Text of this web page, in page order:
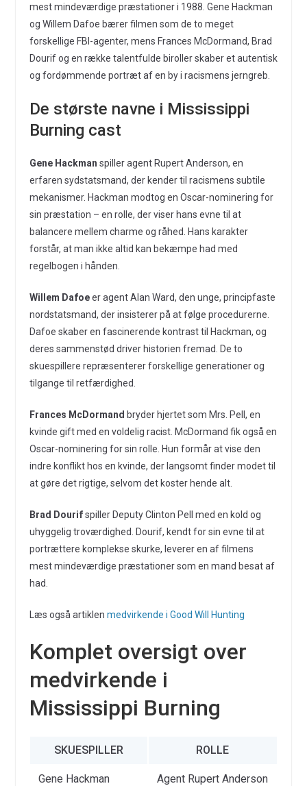
mest mindeværdige præstationer i 1988. Gene Hackman
og Willem Dafoe bærer filmen som de to meget
forskellige FBI-agenter, mens Frances McDormand, Brad
Dourif og en række talentfulde biroller skaber et autentisk
og fordømmende portræt af en by i racismens jerngreb.
De største navne i Mississippi
Burning cast
Gene Hackman spiller agent Rupert Anderson, en
erfaren sydstatsmand, der kender til racismens subtile
mekanismer. Hackman modtog en Oscar-nominering for
sin præstation – en rolle, der viser hans evne til at
balancere mellem charme og råhed. Hans karakter
forstår, at man ikke altid kan bekæmpe had med
regelbogen i hånden.
Willem Dafoeer agent Alan Ward, den unge, principfaste
nordstatsmand, der insisterer på at følge procedurerne.
Dafoe skaber en fascinerende kontrast til Hackman, og
deres sammenstød driver historien fremad. De to
skuespillere repræsenterer forskellige generationer og
tilgange til retfærdighed.
Frances McDormand bryder hjertet som Mrs. Pell, en
kvinde gift med en voldelig racist. McDormand fik også en
Oscar-nominering for sin rolle. Hun formår at vise den
indre konflikt hos en kvinde, der langsomt finder modet til
at gøre det rigtige, selvom det koster hende alt.
Brad Dourifspiller Deputy Clinton Pell med en kold og
uhyggelig troværdighed. Dourif, kendt for sin evne til at
portrættere komplekse skurke, leverer en af filmens
mest mindeværdige præstationer som en mand besat af
had.
Læs også artiklen medvirkende i Good Will Hunting
Komplet oversigt over
medvirkende i
Mississippi Burning
SKUESPILLER ROLLE
Gene Hackman Agent Rupert Anderson